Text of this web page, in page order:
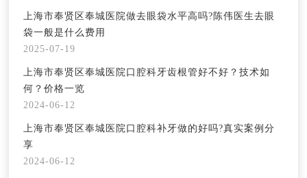
上海市奉贤区奉城医院做去眼袋水平高吗?陈伟医生去眼
袋一般是什么费用
2025-07-19
上海市奉贤区奉城医院口腔科牙齿根管好不好？技术如
何？价格一览
2024-06-12
上海市奉贤区奉城医院口腔科补牙做的好吗?真实案例分
享
2024-06-12